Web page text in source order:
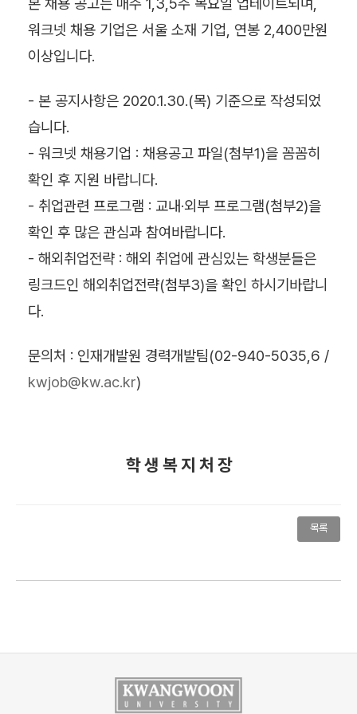
워크넷 채용 기업은 서울 소재 기업, 연봉 2,400만원
이상입니다.
- 본 공지사항은 2020.1.30.(목) 기준으로 작성되었
습니다.
- 워크넷 채용기업 : 채용공고 파일(첨부1)을 꼼꼼히
확인 후 지원 바랍니다.
- 취업관련 프로그램 : 교내·외부 프로그램(첨부2)을
확인 후 많은 관심과 참여바랍니다.
- 해외취업전략 : 해외 취업에 관심있는 학생분들은
링크드인 해외취업전략(첨부3)을 확인 하시기바랍니
다.
문의처 : 인재개발원 경력개발팀(02-940-5035,6 /
kwjob@kw.ac.kr)
학 생 복 지 처 장
목록